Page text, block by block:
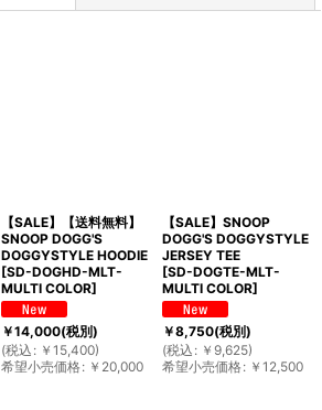
【SALE】【送料無料】
SNOOP DOGG'S
DOGGYSTYLE HOODIE
[SD-DOGHD-MLT-
MULTI COLOR]
￥14,000(税別)
(税込 : ￥ 15,400)
希望小売価格: ￥ 20,000
【SALE】SNOOP
DOGG'S DOGGYSTYLE
JERSEY TEE
[SD-DOGTE-MLT-
MULTI COLOR]
￥8,750(税別)
(税込 : ￥ 9,625)
希望小売価格: ￥ 12,500